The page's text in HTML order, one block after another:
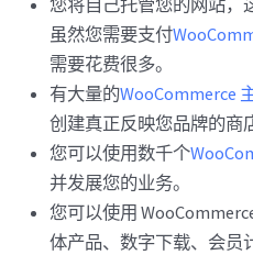
您将自己托管您的网站，
虽然您需要支付
需要花费很多。
有大量的WooCommerce
创建真正反映您品牌的商
您可以使用数千个
并发展您的业务。
您可以使用
体产品、数字下载、会员